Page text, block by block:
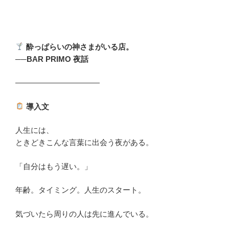
酔っぱらいの神さまがいる店。
──BAR PRIMO 夜話
―――――――――――
導入文
人生には、
ときどきこんな言葉に出会う夜がある。
「自分はもう遅い。」
年齢。タイミング。人生のスタート。
気づいたら周りの人は先に進んでいる。